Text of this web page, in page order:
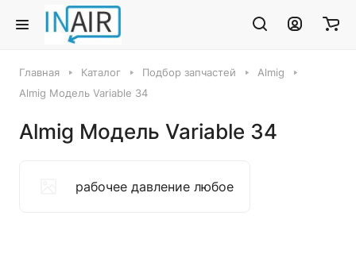
Главная Каталог Подбор запчастей
Almig
Almig Модель Variable 34
Almig Модель Variable 34
рабочее давление любое